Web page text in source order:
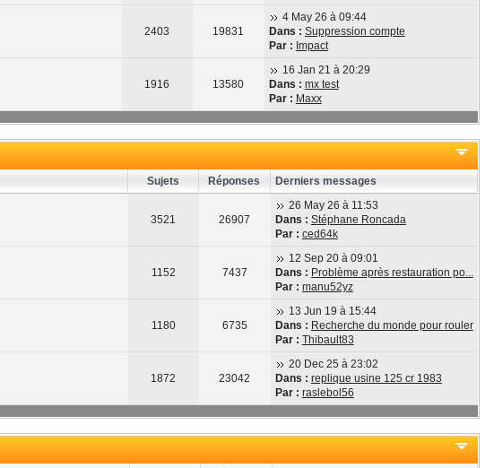
2403 19831
4 May 26 à 09:44
Dans : Suppression compte
Par : Impact
1916 13580
16 Jan 21 à 20:29
Dans : mx test
Par : Maxx
Sujets Réponses Derniers messages
3521 26907
26 May 26 à 11:53
Dans : Stéphane Roncada
Par : ced64k
1152 7437
12 Sep 20 à 09:01
Dans : Problème après restauration po...
Par : manu52yz
1180 6735
13 Jun 19 à 15:44
Dans : Recherche du monde pour rouler
Par : Thibault83
1872 23042
20 Dec 25 à 23:02
Dans : replique usine 125 cr 1983
Par : raslebol56